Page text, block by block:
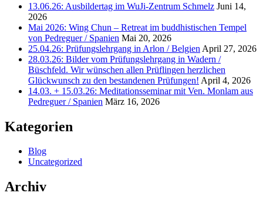
13.06.26: Ausbildertag im WuJi-Zentrum Schmelz Juni 14,
2026
Mai 2026: Wing Chun – Retreat im buddhistischen Tempel
von Pedreguer / Spanien Mai 20, 2026
25.04.26: Prüfungslehrgang in Arlon / Belgien April 27, 2026
28.03.26: Bilder vom Prüfungslehrgang in Wadern /
Büschfeld. Wir wünschen allen Prüflingen herzlichen
Glückwunsch zu den bestandenen Prüfungen! April 4, 2026
14.03. + 15.03.26: Meditationsseminar mit Ven. Monlam aus
Pedreguer / Spanien März 16, 2026
Kategorien
Blog
Uncategorized
Archiv